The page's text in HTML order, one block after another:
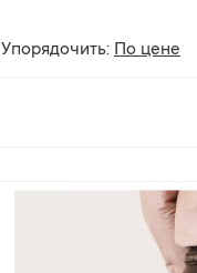
Упорядочить: По цене